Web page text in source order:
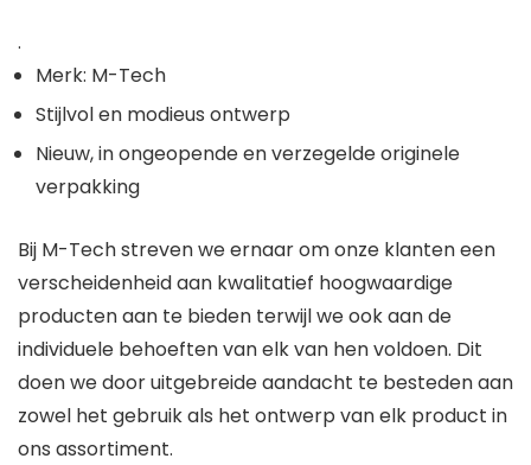
.
Merk: M-Tech
Stijlvol en modieus ontwerp
Nieuw, in ongeopende en verzegelde originele
verpakking
Bij M-Tech streven we ernaar om onze klanten een
verscheidenheid aan kwalitatief hoogwaardige
producten aan te bieden terwijl we ook aan de
individuele behoeften van elk van hen voldoen. Dit
doen we door uitgebreide aandacht te besteden aan
zowel het gebruik als het ontwerp van elk product in
ons assortiment.